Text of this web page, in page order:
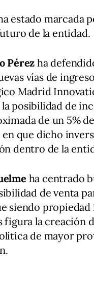
estado marcada
de la entidad.
Pérezha
vías de
Madrid
la posibilidad de
de un 5%
que dicho
dentro de la
ha centrado
de venta
siendo propiedad
la creación
de mayor